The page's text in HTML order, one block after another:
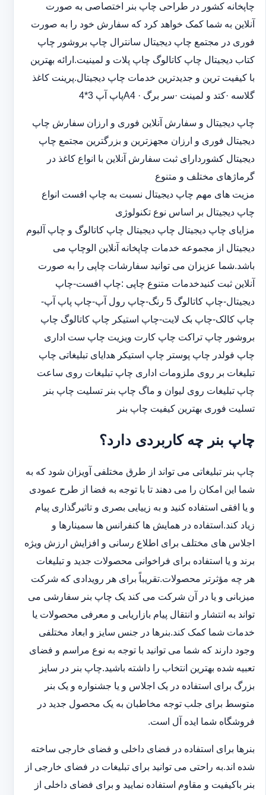
چاپخانه کشور در طراحی چاپ بنر اختصاصی به صورت
آنلاین به شما کمک خواهد کرد که سفارش خود را به صورت
فوری در مجتمع چاپ دیجیتال سانترال چاپ بروشور چاپ
کتاب دیجیتال چاپ کاتالوگ چاپ پلات و لمینیت.ارائه بهترین
با کیفیت ترین و جدیدترین خدمات چاپ دیجیتال.پرینت کاغذ
گلاسه ·‎کتد و لمینت ·‎سر برگ A4 ·‎پاپ آپ 3*4
چاپ دیجیتال و سفارش آنلاین فوری و ارزان سفارش چاپ
دیجیتال فوری و ارزان مجهزترین و بزرگترین مجتمع چاپ
دیجیتال کشوردارای ثبت سفارش آنلاین با انواع کاغذ در
گرماژهای مختلف و متنوع
مزیت های مهم چاپ دیجیتال نسبت به چاپ افست انواع
چاپ دیجیتال بر اساس نوع تکنولوژی
مزایای چاپ دیجیتال چاپ دیجیتال چاپ کاتالوگ و چاپ آلبوم
دیجیتال از مجموعه خدمات چاپخانه آنلاین الوچاپ می
باشد.شما عزیزان می توانید سفارشات چاپی را به صورت
آنلاین ثبت کنیدخدمات متنوع چاپی :چاپ افست-چاپ
دیجیتال-چاپ کاتالوگ 5 رنگ-چاپ رول آپ-چاپ پاپ آپ-
چاپ کالک-چاپ بک لایت-چاپ استیکر چاپ کاتالوگ چاپ
بروشور چاپ تراکت چاپ کارت ویزیت چاپ ست اداری
چاپ فولدر چاپ پوستر چاپ استیکر هدایای تبلیغاتی چاپ
تبلیغات بر روی ملزومات اداری چاپ تبلیغات روی ساعت
چاپ تبلیغات روی لیوان و ماگ چاپ بنر تسلیت چاپ بنر
تسلیت فوری بهترین کیفیت چاپ بنر
چاپ بنر چه کاربردی دارد؟
چاپ بنر تبلیغاتی می تواند از طرق مختلفی آویزان شود که به
شما این امکان را می دهند تا با توجه به فضا از طرح عمودی
و یا افقی استفاده کنید و به زییایی بصری و تاثیرگذاری پیام
زیاد کند.استفاده در همایش ها کنفرانس ها سمینارها و
اجلاس های مختلف برای اطلاع رسانی و افزایش ارزش ویژه
برند و یا استفاده برای فراخوانی محصولات جدید و تبلیغات
هر چه مؤثرتر محصولات.تقریباً برای هر رویدادی که شرکت
میزبانی و یا در آن شرکت می کند یک چاپ بنر سفارشی می
تواند به انتشار و انتقال پیام بازاریابی و معرفی محصولات یا
خدمات شما کمک کند.بنرها در جنس سایز و ابعاد مختلفی
وجود دارند که شما می توانید با توجه به نوع مراسم و فضای
تعبیه شده بهترین انتخاب را داشته باشید.چاپ بنر در سایز
بزرگ برای استفاده در یک اجلاس و یا جشنواره و یک بنر
متوسط برای جلب توجه مخاطبان به یک محصول جدید در
فروشگاه شما ایده آل است.
بنرها برای استفاده در فضای داخلی و فضای خارجی ساخته
شده اند.به راحتی می توانید برای تبلیغات در فضای خارجی از
بنر باکیفیت و مقاوم استفاده نمایید و برای فضای داخلی از